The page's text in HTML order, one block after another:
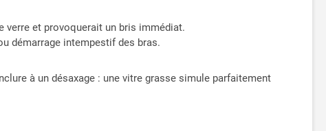
verre et provoquerait un bris immédiat.
démarrage intempestif des bras.
à un désaxage : une vitre grasse simule parfaitement